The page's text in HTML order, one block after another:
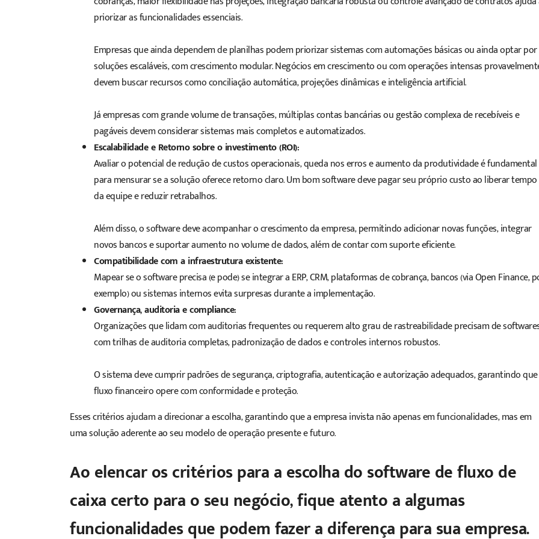
priorizar as funcionalidades essenciais.
Empresas que ainda dependem de planilhas podem priorizar sistemas com automações básicas ou ainda optar por
soluções escaláveis, com crescimento modular. Negócios em crescimento ou com operações intensas
devem buscar recursos como conciliação automática, projeções dinâmicas e inteligência artificial.
Já empresas com grande volume de transações, múltiplas contas bancárias ou gestão complexa de recebíveis e
pagáveis devem considerar sistemas mais completos e automatizados.
Escalabilidade e Retorno sobre o investimento (ROI):
Avaliar o potencial de redução de custos operacionais, queda nos erros e aumento da produtividade é fundamental
para mensurar se a solução oferece retorno claro. Um bomsoftwaredeve pagar seu próprio custo ao liberar tempo
da equipe e reduzir retrabalhos.
Além disso, o software deve acompanhar o crescimento da empresa, permitindo adicionar novas funções, integrar
novos bancos e suportar aumento no volume de dados, além de contar com suporte eficiente.
Compatibilidade com a infraestrutura existente:
Mapear se osoftwareprecisa (e pode) se integrar a ERP, CRM, plataformas de cobrança, bancos (via Open Finance,
exemplo) ou sistemas internos evita surpresas durante a implementação.
Governança, auditoria e compliance:
Organizações que lidam com auditorias frequentes ou requerem alto grau de rastreabilidade precisam de
com trilhas de auditoria completas, padronização de dados e controles internos robustos.
O sistema deve cumprir padrões de segurança, criptografia, autenticação e autorização adequados, garantindo
fluxo financeiro opere com conformidade e proteção.
Esses critérios ajudam a direcionar a escolha, garantindo que a empresa invista não apenas em funcionalidades, mas em
uma solução aderente ao seu modelo de operação presente e futuro.
Ao elencar os critérios para a escolha do software de fluxo de
caixa certo para o seu negócio, fique atento a algumas
funcionalidades que podem fazer a diferença para sua empresa.